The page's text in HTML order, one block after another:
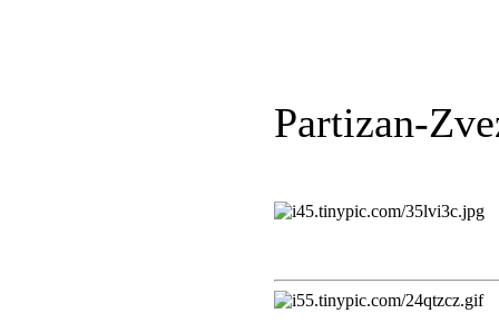
Partizan-